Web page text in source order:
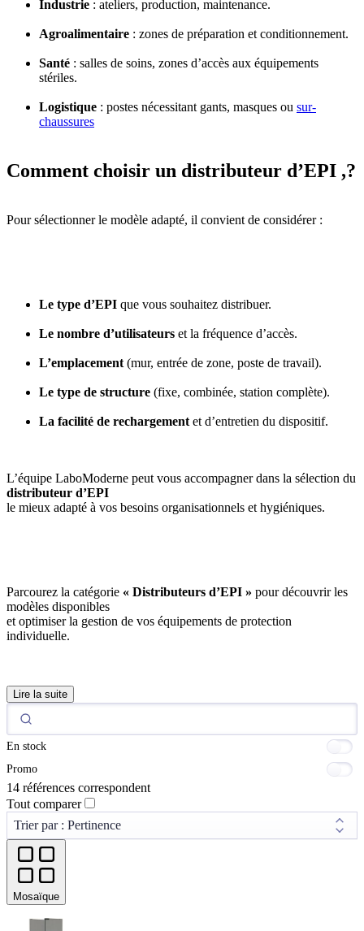
Industrie : ateliers, production, maintenance.
Agroalimentaire : zones de préparation et conditionnement.
Santé : salles de soins, zones d’accès aux équipements
stériles.
Logistique : postes nécessitant gants, masques ou sur-
chaussures
Comment choisir un distributeur d’EPI ,?
Pour sélectionner le modèle adapté, il convient de considérer :
Le type d’EPI que vous souhaitez distribuer.
Le nombre d’utilisateurs et la fréquence d’accès.
L’emplacement (mur, entrée de zone, poste de travail).
Le type de structure (fixe, combinée, station complète).
La facilité de rechargement et d’entretien du dispositif.
L’équipe LaboModerne peut vous accompagner dans la sélection du
distributeur d’EPI
le mieux adapté à vos besoins organisationnels et hygiéniques.
Parcourez la catégorie « Distributeurs d’EPI » pour découvrir les
modèles disponibles
et optimiser la gestion de vos équipements de protection
individuelle.
Lire la suite
En stock
Promo
14 références correspondent
Tout comparer
Mosaïque